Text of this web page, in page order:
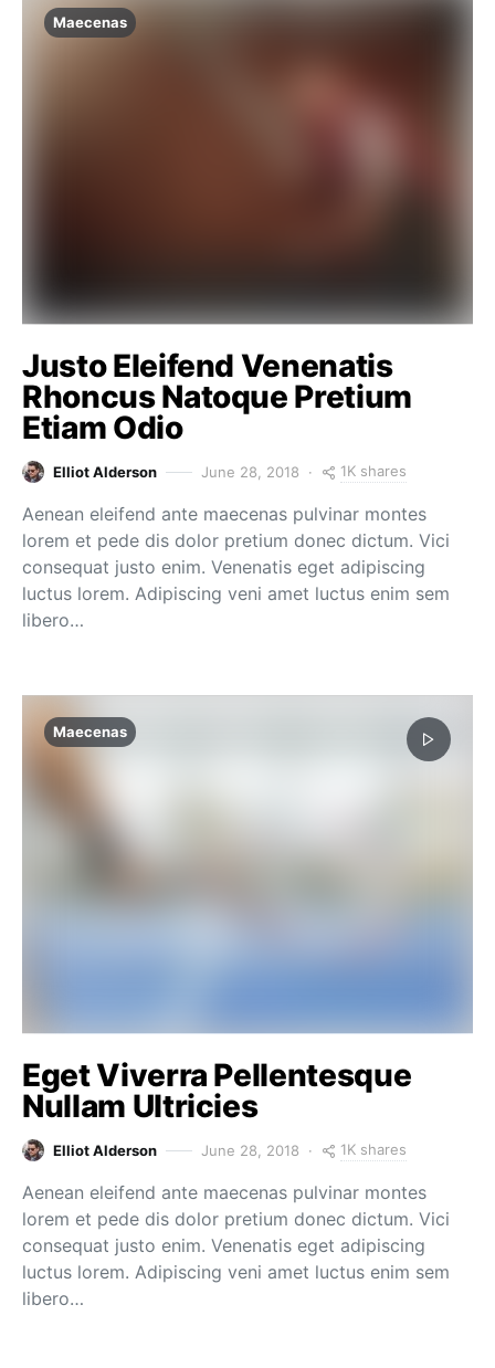
Maecenas
Justo Eleifend Venenatis
Rhoncus Natoque Pretium
Etiam Odio
Elliot Alderson June 28, 2018 1K shares
Aenean eleifend ante maecenas pulvinar montes
lorem et pede dis dolor pretium donec dictum. Vici
consequat justo enim. Venenatis eget adipiscing
luctus lorem. Adipiscing veni amet luctus enim sem
libero…
Maecenas
Eget Viverra Pellentesque
Nullam Ultricies
Elliot Alderson June 28, 2018 1K shares
Aenean eleifend ante maecenas pulvinar montes
lorem et pede dis dolor pretium donec dictum. Vici
consequat justo enim. Venenatis eget adipiscing
luctus lorem. Adipiscing veni amet luctus enim sem
libero…